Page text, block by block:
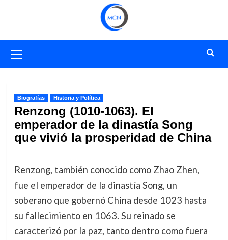
primario
Biografías Historia y Política
Renzong (1010-1063). El
emperador de la dinastía Song
que vivió la prosperidad de China
Renzong, también conocido como Zhao Zhen,
fue el emperador de la dinastía Song, un
soberano que gobernó China desde 1023 hasta
su fallecimiento en 1063. Su reinado se
caracterizó por la paz, tanto dentro como fuera